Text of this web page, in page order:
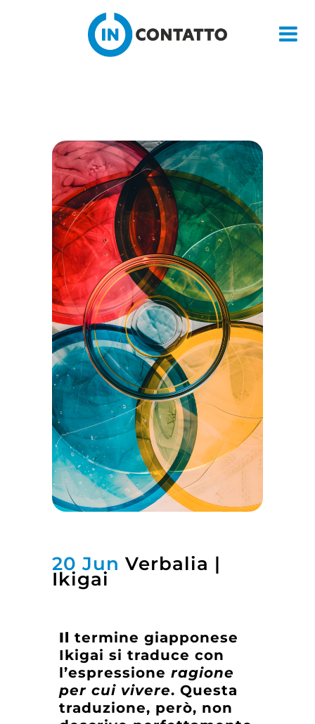
20 Jun Verbalia |
Ikigai
Il termine giapponese
Ikigai si traduce con
l’espressione ragione
per cui vivere. Questa
traduzione, però, non